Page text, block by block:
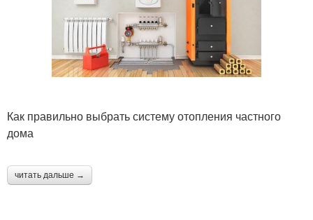
Как правильно выбрать систему отопления частного
дома
читать дальше →